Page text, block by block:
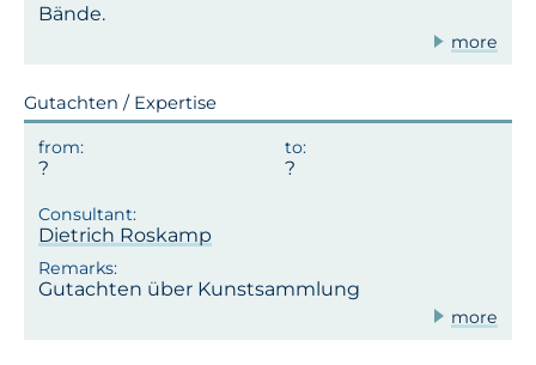
Bände.
more
Gutachten / Expertise
Dietrich Roskamp
Gutachten über Kunstsammlung
more